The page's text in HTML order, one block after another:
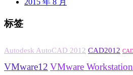
2015 年 8 月
标签
Autodesk AutoCAD 2012 CAD2012
VMware12 VMware Workstation